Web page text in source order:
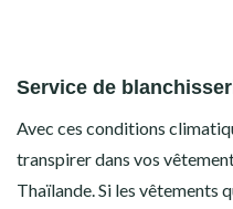
Service de
Avec ces conditions
transpirer dans vos
Thaïlande. Si les vêtements